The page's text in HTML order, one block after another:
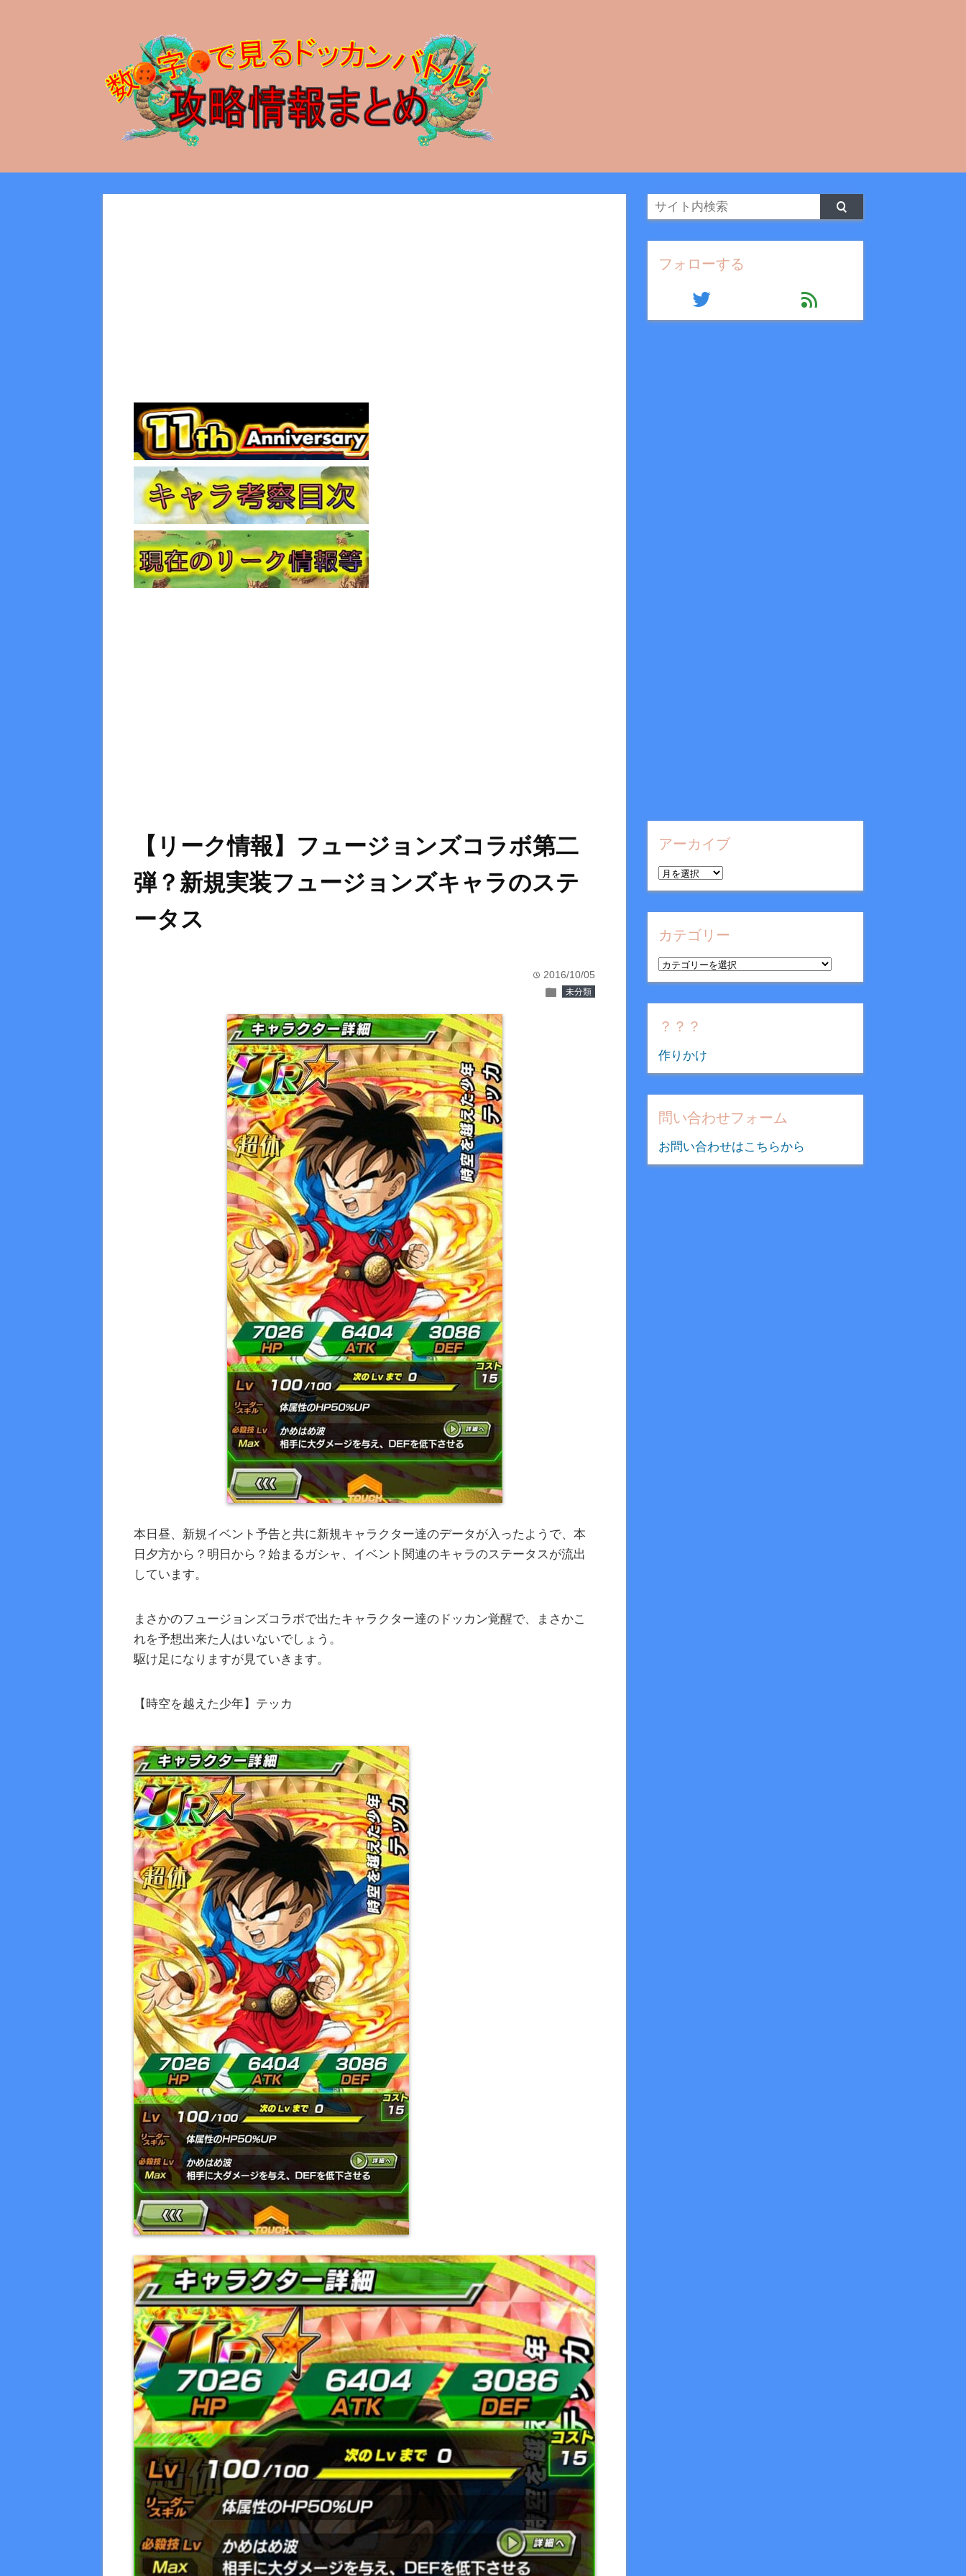
【リーク情報】フュージョンズコラボ第二
弾？新規実装フュージョンズキャラのステ
ータス
time 2016/10/05
folder 未分類
本日昼、新規イベント予告と共に新規キャラクター達のデータが入ったようで、本
日夕方から？明日から？始まるガシャ、イベント関連のキャラのステータスが流出
しています。
まさかのフュージョンズコラボで出たキャラクター達のドッカン覚醒で、まさかこ
れを予想出来た人はいないでしょう。
駆け足になりますが見ていきます。
【時空を越えた少年】テッカ
フォローする
twitter feed
アーカイブ
ア
ー
カ
イ
カテゴリー
カ
テ
ゴ
リ
？？？
作りかけ
問い合わせフォーム
お問い合わせはこちらから